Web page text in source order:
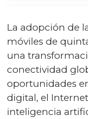
La adopción de
móviles de
una
conectividad
oportunidades
digital, el Internet
inteligencia